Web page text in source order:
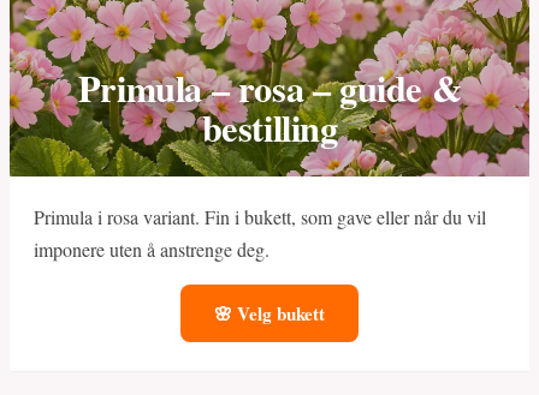
Primula – rosa – guide &
bestilling
Primula i rosa variant. Fin i bukett, som gave eller når du vil
imponere uten å anstrenge deg.
🌸 Velg bukett